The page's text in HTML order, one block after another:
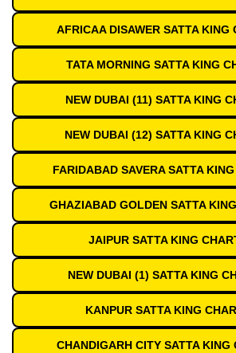
AFRICAA DISAWER SATTA KING
TATA MORNING SATTA KING
NEW DUBAI (11) SATTA KING
NEW DUBAI (12) SATTA KING
FARIDABAD SAVERA SATTA
GHAZIABAD GOLDEN SATTA
JAIPUR SATTA KING
NEW DUBAI (1) SATTA KING
KANPUR SATTA KING
CHANDIGARH CITY SATTA KING